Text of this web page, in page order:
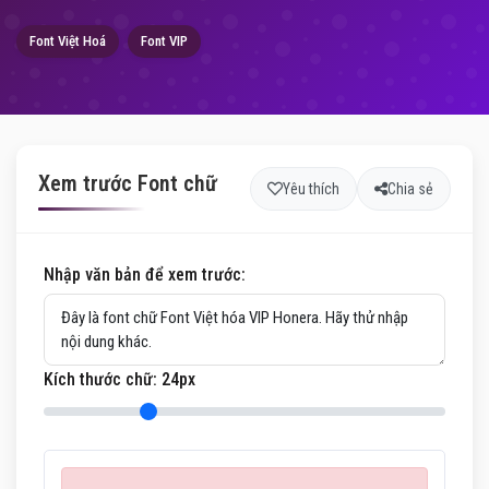
Font Việt Hoá Font VIP
Xem trước Font chữ Yêu thích Chia sẻ
Nhập văn bản để xem trước:
Kích thước chữ: 24px